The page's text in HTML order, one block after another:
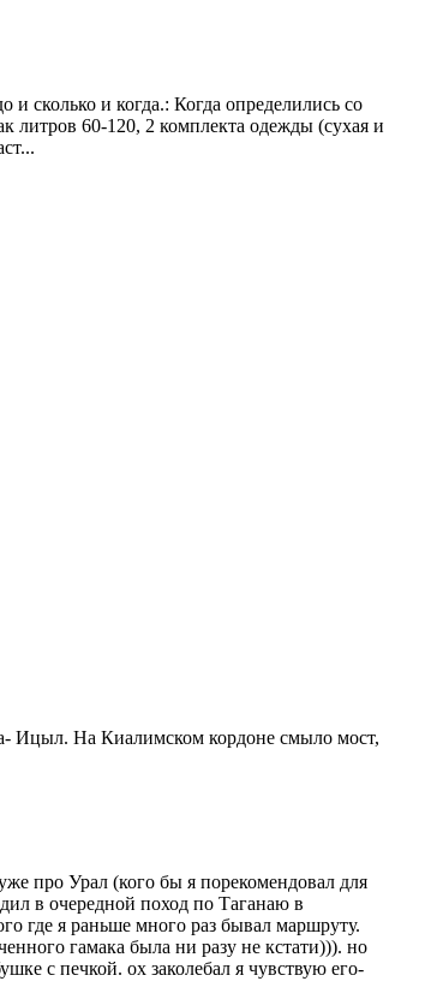
и сколько и когда.: Когда определились со
литров 60-120, 2 комплекта одежды (сухая и
Ицыл. На Киалимском кордоне смыло мост,
про Урал (кого бы я порекомендовал для
в очередной поход по Таганаю в
где я раньше много раз бывал маршруту.
гамака была ни разу не кстати))). но
с печкой. ох заколебал я чувствую его-